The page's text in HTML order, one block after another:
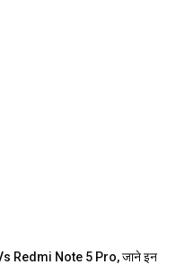
Redmi Note 5 Pro, जाने इन